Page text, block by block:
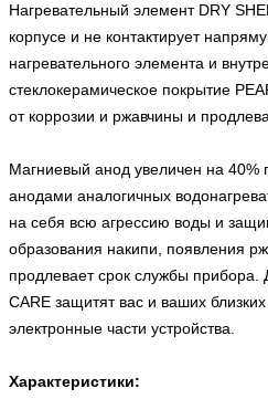
Нагревательный элемент DRY
корпусе и не контактирует
нагревательного элемента и
стеклокерамическое покрытие
от коррозии и ржавчины и
Магниевый анод увеличен на
анодами аналогичных
на себя всю агрессию воды и
образования накипи, появления
продлевает срок службы
CARE защитят вас и ваших близких
электронные части устройства.
Характеристики: